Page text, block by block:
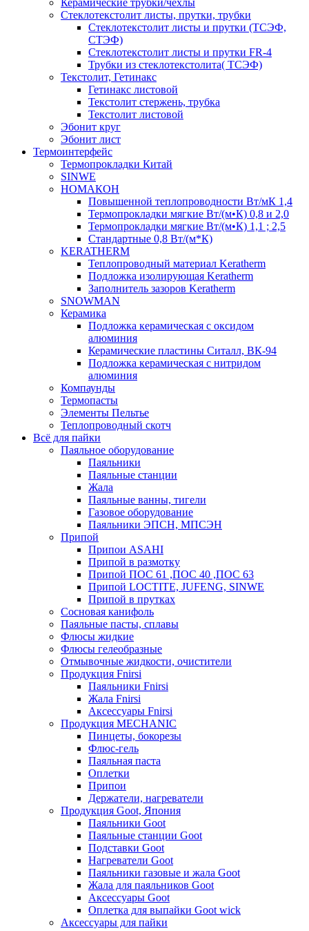
Керамические трубки/чехлы
Cтеклотекстолит листы, прутки, трубки
Стеклотекстолит листы и прутки (ТСЭФ,
СТЭФ)
Стеклотекстолит листы и прутки FR-4
Трубки из стеклотекстолита( ТСЭФ)
Текстолит, Гетинакс
Гетинакс листовой
Текстолит стержень, трубка
Текстолит листовой
Эбонит круг
Эбонит лист
Термоинтерфейс
Термопрокладки Китай
SINWE
НОМАКОН
Повышенной теплопроводности Вт/мК 1,4
Термопрокладки мягкие Вт/(м•К) 0,8 и 2,0
Термопрокладки мягкие Вт/(м•К) 1,1 ; 2,5
Стандартные 0,8 Вт/(м*К)
KERATHERM
Теплопроводный материал Keratherm
Подложка изолирующая Keratherm
Заполнитель зазоров Keratherm
SNOWMAN
Керамика
Подложка керамическая с оксидом
алюминия
Керамические пластины Ситалл, ВК-94
Подложка керамическая с нитридом
алюминия
Компаунды
Термопасты
Элементы Пельтье
Теплопроводный скотч
Всё для пайки
Паяльное оборудование
Паяльники
Паяльные станции
Жала
Паяльные ванны, тигели
Газовое оборудование
Паяльники ЭПСН, МПСЭН
Припой
Припои ASAHI
Припой в размотку
Припой ПОС 61 ,ПОС 40 ,ПОС 63
Припой LOCTITE, JUFENG, SINWE
Припой в прутках
Сосновая канифоль
Паяльные пасты, сплавы
Флюсы жидкие
Флюсы гелеобразные
Отмывочные жидкости, очистители
Продукция Fnirsi
Паяльники Fnirsi
Жала Fnirsi
Аксессуары Fnirsi
Продукция MECHANIC
Пинцеты, бокорезы
Флюс-гель
Паяльная паста
Оплетки
Припои
Держатели, нагреватели
Продукция Goot, Япония
Паяльники Goot
Паяльные станции Goot
Подставки Goot
Нагреватели Goot
Паяльники газовые и жала Goot
Жала для паяльников Goot
Аксессуары Goot
Оплетка для выпайки Goot wick
Аксессуары для пайки